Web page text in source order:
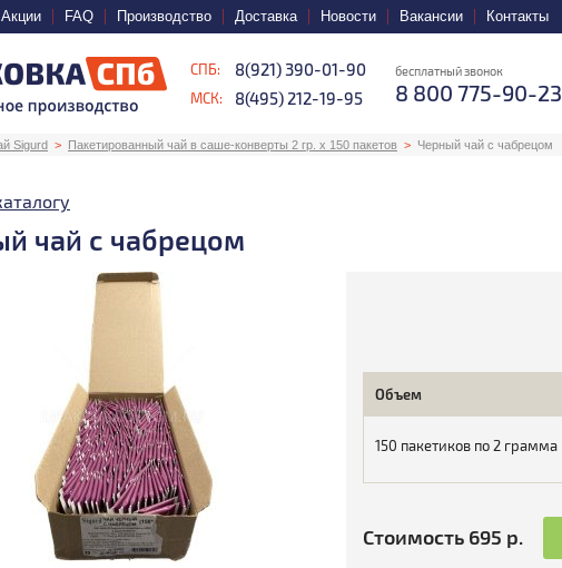
Акции FAQ Производство Доставка Новости Вакансии Контакты
СПБ: 8(921) 390-01-90
МСК: 8(495) 212-19-95
бесплатный звонок
8 800 775-90-23
Sigurd Пакетированный чай в саше-конверты 2 гр. х 150 пакетов Черный чай с чабрецом
чай с чабрецом
Объем
150 пакетиков по 2 грамма
Стоимость 695 р.